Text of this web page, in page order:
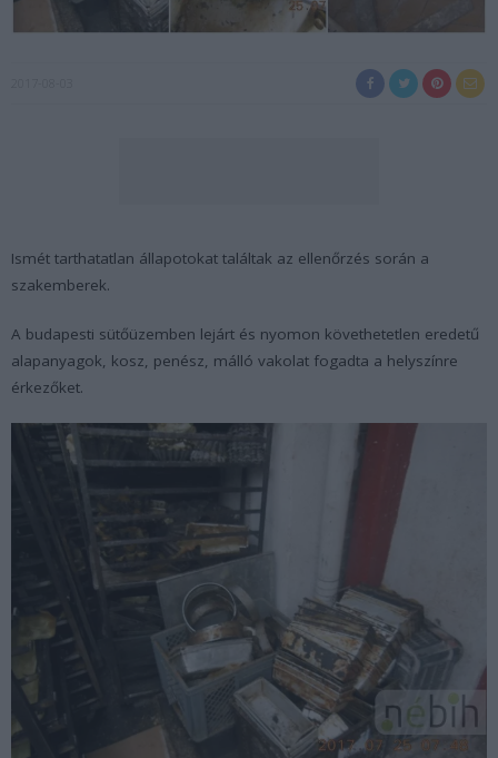
Ismét tarthatatlan állapotokat találtak az ellenőrzés során a
szakemberek.
A budapesti sütőüzemben lejárt és nyomon követhetetlen eredetű
alapanyagok, kosz, penész, málló vakolat fogadta a helyszínre
érkezőket.